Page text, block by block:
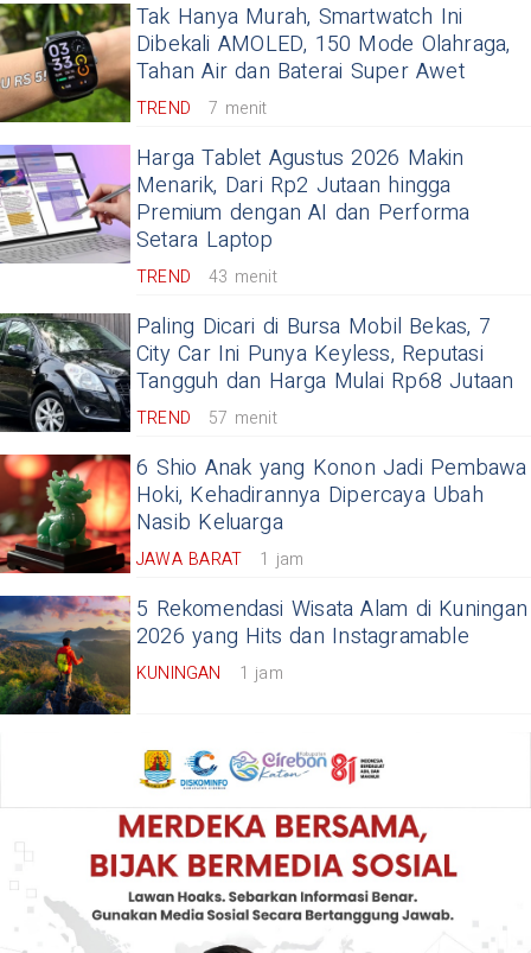
Tak Hanya Murah, Smartwatch Ini
Dibekali AMOLED, 150 Mode Olahraga,
Tahan Air dan Baterai Super Awet
TREND 7 menit
Harga Tablet Agustus 2026 Makin
Menarik, Dari Rp2 Jutaan hingga
Premium dengan AI dan Performa
Setara Laptop
TREND 43 menit
Paling Dicari di Bursa Mobil Bekas, 7
City Car Ini Punya Keyless, Reputasi
Tangguh dan Harga Mulai Rp68 Jutaan
TREND 57 menit
6 Shio Anak yang Konon Jadi Pembawa
Hoki, Kehadirannya Dipercaya Ubah
Nasib Keluarga
JAWA BARAT 1 jam
5 Rekomendasi Wisata Alam di Kuningan
2026 yang Hits dan Instagramable
KUNINGAN 1 jam